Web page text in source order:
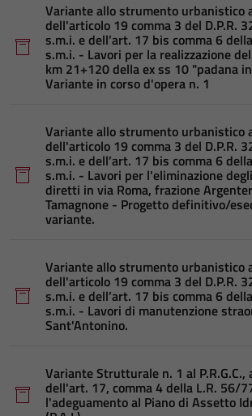
Variante allo strumento urbanistico
dell'articolo 19 comma 3 del D.P.R.
s.m.i. e dell’art. 17 bis comma 6
s.m.i. - Lavori per la realizzazione
km 21+120 della ex ss 10 "padana
Variante in corso d'opera n. 1
Variante allo strumento urbanistico
dell'articolo 19 comma 3 del D.P.R.
s.m.i. e dell’art. 17 bis comma 6
s.m.i. - Lavori per l'eliminazione
diretti in via Roma, frazione
Tamagnone - Progetto definitivo/
variante.
Variante allo strumento urbanistico
dell'articolo 19 comma 3 del D.P.R.
s.m.i. e dell’art. 17 bis comma 6
s.m.i. - Lavori di manutenzione
Sant'Antonino.
Variante Strutturale n. 1 al P.R.G.C.,
dell'art. 17, comma 4 della L.R. 56/
l'adeguamento al Piano di Assetto